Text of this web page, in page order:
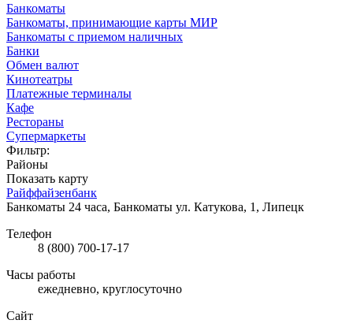
Банкоматы
Банкоматы, принимающие карты МИР
Банкоматы с приемом наличных
Банки
Обмен валют
Кинотеатры
Платежные терминалы
Кафе
Рестораны
Супермаркеты
Фильтр:
Районы
Показать карту
Райффайзенбанк
Банкоматы 24 часа, Банкоматы ул. Катукова, 1, Липецк
Телефон
8 (800) 700-17-17
Часы работы
ежедневно, круглосуточно
Сайт